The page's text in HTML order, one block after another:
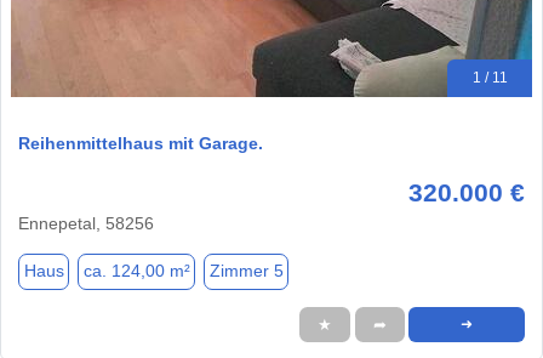
1 / 11
Reihenmittelhaus mit Garage.
320.000 €
Ennepetal, 58256
Haus ca. 124,00 m² Zimmer 5
★ ➦ ➜